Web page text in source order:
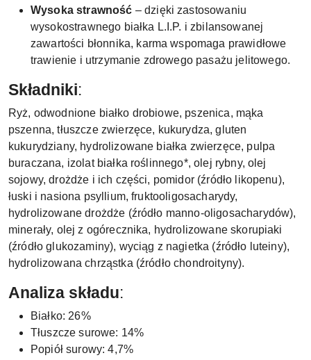
Wysoka strawność – dzięki zastosowaniu
wysokostrawnego białka L.I.P. i zbilansowanej
zawartości błonnika, karma wspomaga prawidłowe
trawienie i utrzymanie zdrowego pasażu jelitowego.
Składniki:
Ryż, odwodnione białko drobiowe, pszenica, mąka
pszenna, tłuszcze zwierzęce, kukurydza, gluten
kukurydziany, hydrolizowane białka zwierzęce, pulpa
buraczana, izolat białka roślinnego*, olej rybny, olej
sojowy, drożdże i ich części, pomidor (źródło likopenu),
łuski i nasiona psyllium, fruktooligosacharydy,
hydrolizowane drożdże (źródło manno-oligosacharydów),
minerały, olej z ogórecznika, hydrolizowane skorupiaki
(źródło glukozaminy), wyciąg z nagietka (źródło luteiny),
hydrolizowana chrząstka (źródło chondroityny).
Analiza składu:
Białko: 26%
Tłuszcze surowe: 14%
Popiół surowy: 4,7%